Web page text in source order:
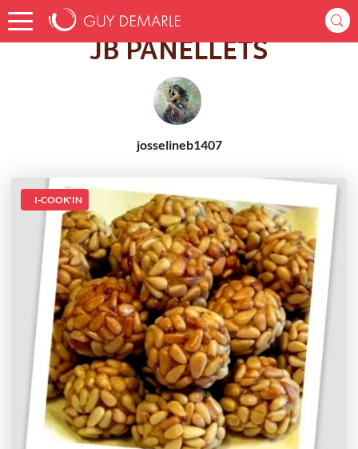
Accueil Recettes JB PANELLETS
JB PANELLETS
josselineb1407
I-COOK'IN